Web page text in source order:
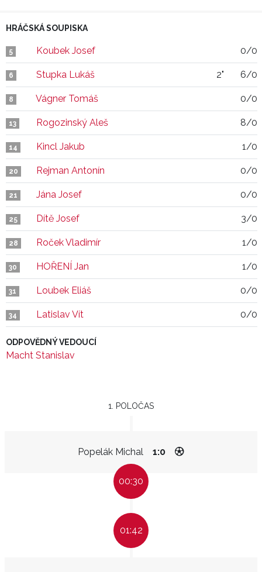
HRÁČSKÁ SOUPISKA
5 Koubek Josef 0/0
6 Stupka Lukáš 2" 6/0
8 Vágner Tomáš 0/0
13 Rogozinský Aleš 8/0
14 Kincl Jakub 1/0
20 Rejman Antonín 0/0
21 Jána Josef 0/0
25 Dítě Josef 3/0
28 Roček Vladimír 1/0
30 HOŘENÍ Jan 1/0
31 Loubek Eliáš 0/0
34 Latislav Vít 0/0
ODPOVĚDNÝ VEDOUCÍ
Macht Stanislav
1. POLOČAS
Popelák Michal 1:0
00:30
01:42